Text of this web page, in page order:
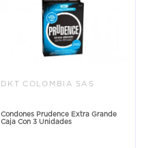
DKT COLOMBIA SAS
Condones Prudence Extra Grande
Caja Con 3 Unidades